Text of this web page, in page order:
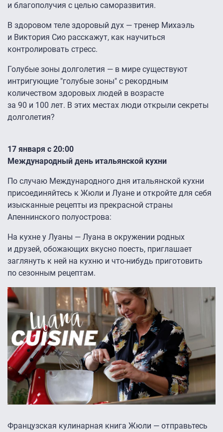
и благополучия с целью саморазвития.
В здоровом теле здоровый дух — тренер Михаэль
и Виктория Сио расскажут, как научиться
контролировать стресс.
Голубые зоны долголетия — в мире существуют
интригующие "голубые зоны" с рекордным
количеством здоровых людей в возрасте
за 90 и 100 лет. В этих местах люди открыли секреты
долголетия?
17 января с 20:00
Международный день итальянской кухни
По случаю Международного дня итальянской кухни
присоединяйтесь к Жюли и Луане и откройте для себя
изысканные рецепты из прекрасной страны
Апеннинского полуострова:
На кухне у Луаны — Луана в окружении родных
и друзей, обожающих вкусно поесть, приглашает
заглянуть к ней на кухню и что-нибудь приготовить
по сезонным рецептам.
Французская кулинарная книга Жюли — отправьтесь